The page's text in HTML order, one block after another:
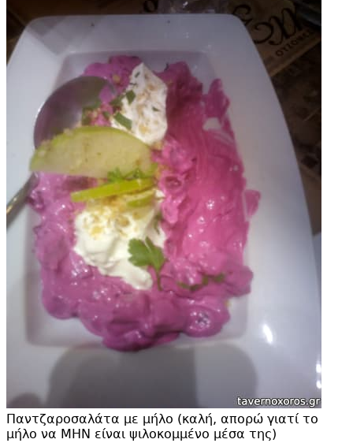
Παντζαροσαλάτα με μήλο (καλή, απορώ γιατί το
μήλο να ΜΗΝ είναι ψιλοκομμένο μέσα της)